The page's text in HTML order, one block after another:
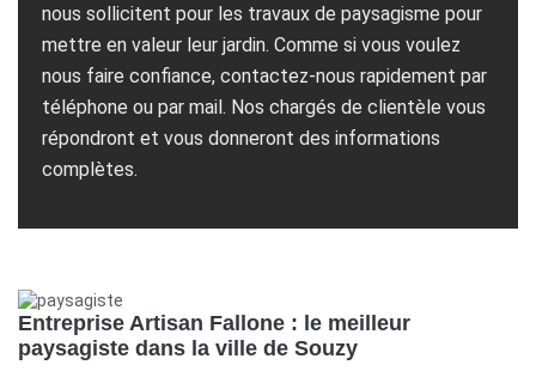
nous sollicitent pour les travaux de paysagisme pour
mettre en valeur leur jardin. Comme si vous voulez
nous faire confiance, contactez-nous rapidement par
téléphone ou par mail. Nos chargés de clientèle vous
répondront et vous donneront des informations
complètes.
Entreprise Artisan Fallone : le meilleur
paysagiste dans la ville de Souzy